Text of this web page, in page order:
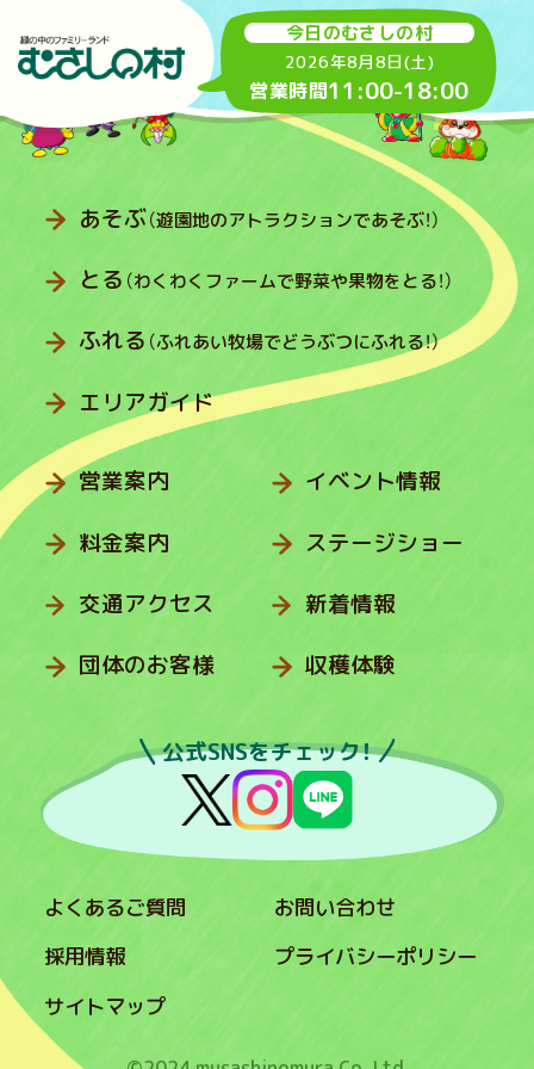
今日のむさしの村
2026年8月8日(土)
営業時間11:00-18:00
あそぶ（遊園地のアトラクションであそぶ！）
とる （わくわくファームで野菜や果物をとる！）
ふれる （ふれあい牧場でどうぶつにふれる！）
エリアガイド
営業案内
料金案内
交通アクセス
団体のお客様
イベント情報
ステージショー
新着情報
収穫体験
公式SNSをチェック！
よくあるご質問
お問い合わせ
採用情報
プライバシーポリシー
サイトマップ